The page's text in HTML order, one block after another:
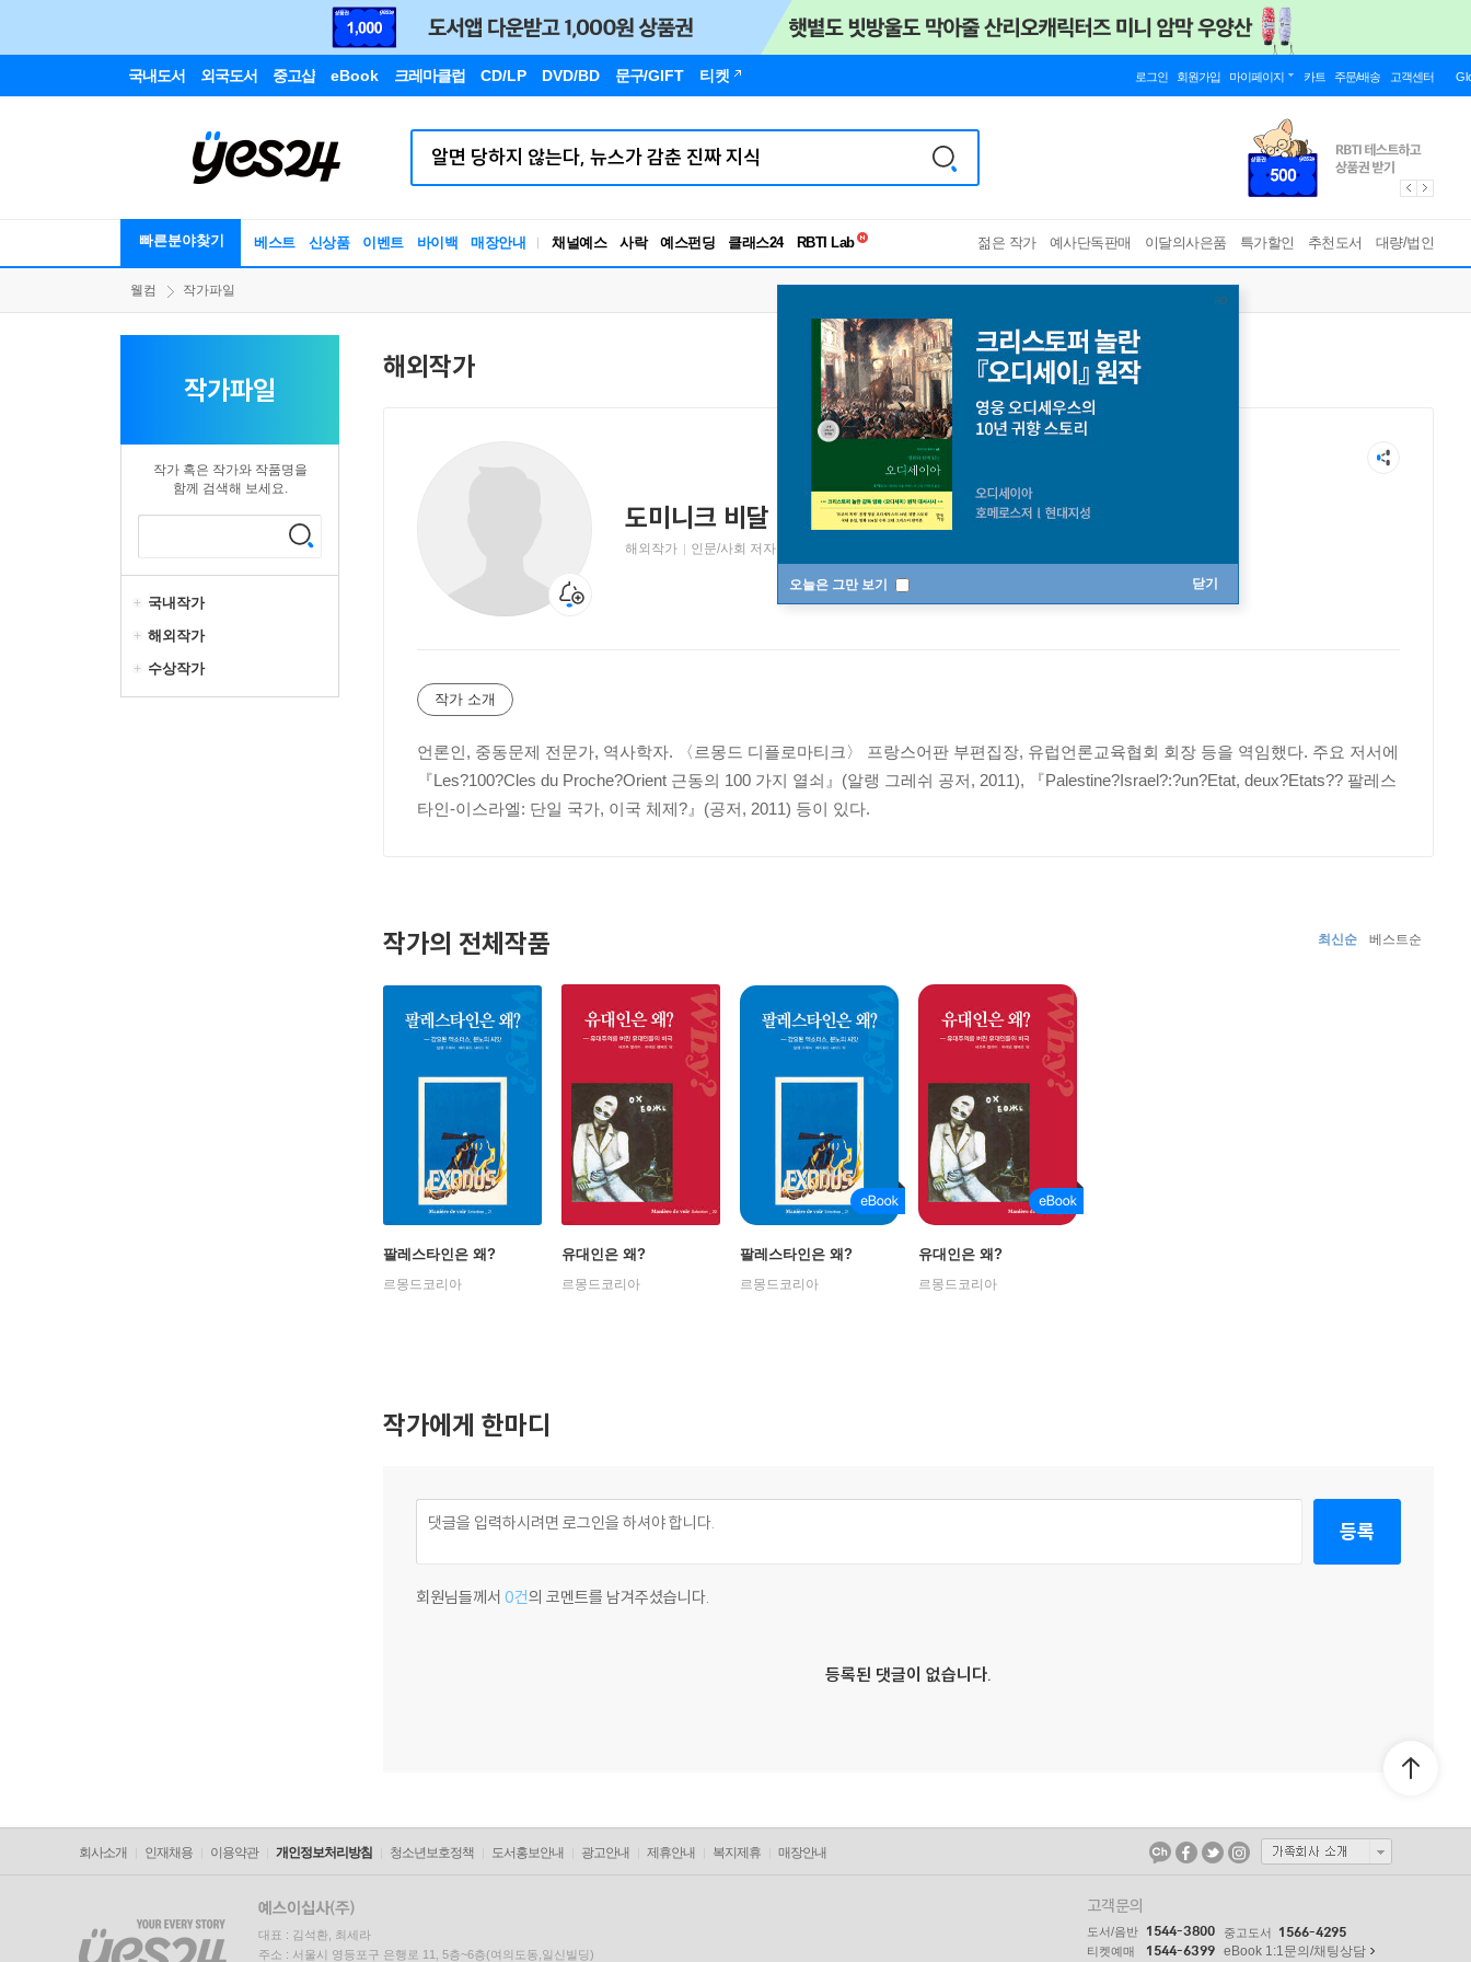
국내도서 외국도서 중고샵 eBook 크레마클럽 CD/LP DVD/BD 문구/GIFT 티켓 로그인 회원가입 마이페이지 카트 주문/배송 고객센터
빠른분야찾기 베스트 신상품 이벤트 바이백 매장안내 채널예스 사락 예스펀딩 클래스24
RBTI Lab
독서유형검사
젊은 작가 예사단독판매 이달의사은품 특가할인 추천도서 대량/법인
오늘은 그만 보기 닫기
웰컴 작가파일
작가파일
작가 혹은 작가와 작품명을
함께 검색해 보세요.
국내작가
해외작가
수상작가
해외작가
도미니크 비달
Dominique Vidal
해외작가
인문/사회 저자
작가 소개
언론인, 중동문제 전문가, 역사학자. 〈르몽드 디플로마티크〉 프랑스어판 부편집장, 유럽언론교육협회 회장 등을 역임했다. 주요 저서에
『Les?100?Cles du Proche?Orient 근동의 100 가지 열쇠』(알랭 그레쉬 공저, 2011), 『Palestine?Israel?:?un?Etat, deux?Etats?? 팔레스
타인-이스라엘: 단일 국가, 이국 체제?』(공저, 2011) 등이 있다.
작가의 전체작품 최신순 베스트순
팔레스타인은 왜?
르몽드코리아
유대인은 왜?
르몽드코리아
팔레스타인은 왜?
르몽드코리아
유대인은 왜?
르몽드코리아
작가에게 한마디
등록
회원님들께서 0건의 코멘트를 남겨주셨습니다.
등록된 댓글이 없습니다.
회사소개 인재채용 이용약관 개인정보처리방침 청소년보호정책 도서홍보안내 광고안내 제휴안내 복지제휴 매장안내
대표 : 김석환, 최세라
주소 : 서울시 영등포구 은행로 11, 5층~6층(여의도동,일신빌딩)
고객문의
도서/음반 1544-3800 중고도서 1566-4295
티켓예매 1544-6399 eBook 1:1문의/채팅상담